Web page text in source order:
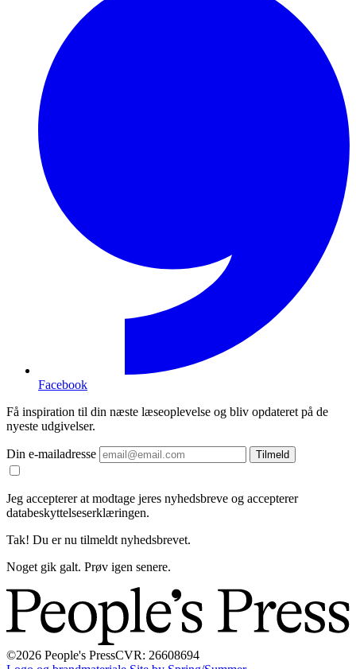
Facebook
Få inspiration til din næste læseoplevelse og bliv opdateret på de
nyeste udgivelser.
Din e-mailadresse Tilmeld
Jeg accepterer at modtage jeres nyhedsbreve og accepterer
databeskyttelseserklæringen.
Tak! Du er nu tilmeldt nyhedsbrevet.
Noget gik galt. Prøv igen senere.
©2026 People's PressCVR: 26608694